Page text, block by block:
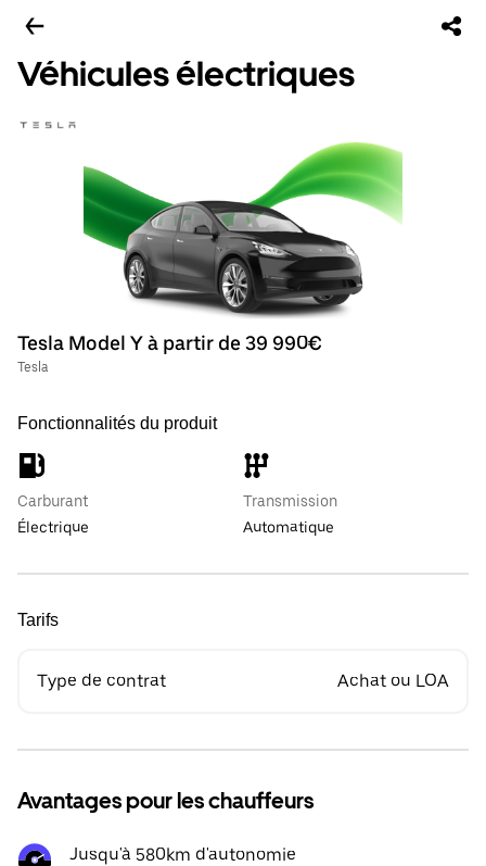
Véhicules électriques
Tesla Model Y à partir de 39 990€
Tesla
Fonctionnalités du produit
Carburant
Électrique
Transmission
Automatique
Tarifs
Type de contrat Achat ou LOA
Avantages pour les chauffeurs
Jusqu'à 580km d'autonomie